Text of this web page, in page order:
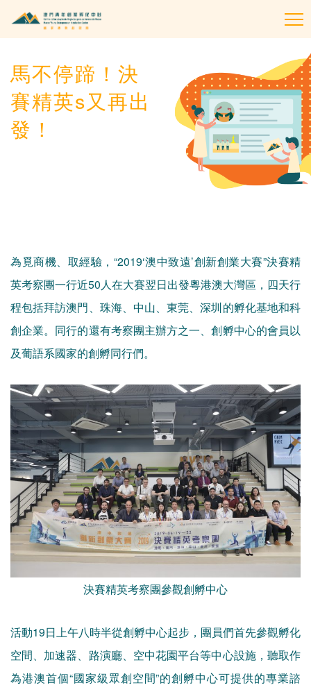
馬不停蹄！決
賽精英s又再出
發！
為覓商機、取經驗，“2019‘澳中致遠’創新創業大賽”決賽精
英考察團一行近50人在大賽翌日出發粵港澳大灣區，四天行
程包括拜訪澳門、珠海、中山、東莞、深圳的孵化基地和科
創企業。同行的還有考察團主辦方之一、創孵中心的會員以
及葡語系國家的創孵同行們。
決賽精英考察團參觀創孵中心
活動19日上午八時半從創孵中心起步，團員們首先參觀孵化
空間、加速器、路演廳、空中花園平台等中心設施，聽取作
為港澳首個“國家級眾創空間”的創孵中心可提供的專業諮